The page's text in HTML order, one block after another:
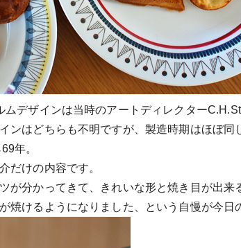
デザインは当時のアートディレクター
ンはどちらも不明ですが、製造時期はほぼ同
年。
だけの内容です。
が分かってきて、きれいな形と焼き目が出来
焼けるようになりました、という自慢が今日